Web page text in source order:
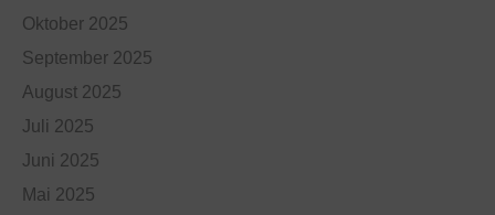
Oktober 2025
September 2025
August 2025
Juli 2025
Juni 2025
Mai 2025